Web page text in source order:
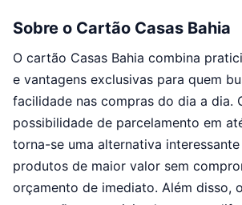
Sobre o Cartão Casas Bahia
O cartão Casas Bahia combina
e vantagens exclusivas para quem
facilidade nas compras do dia a dia.
possibilidade de parcelamento em
torna-se uma alternativa
produtos de maior valor sem
orçamento de imediato. Além disso,